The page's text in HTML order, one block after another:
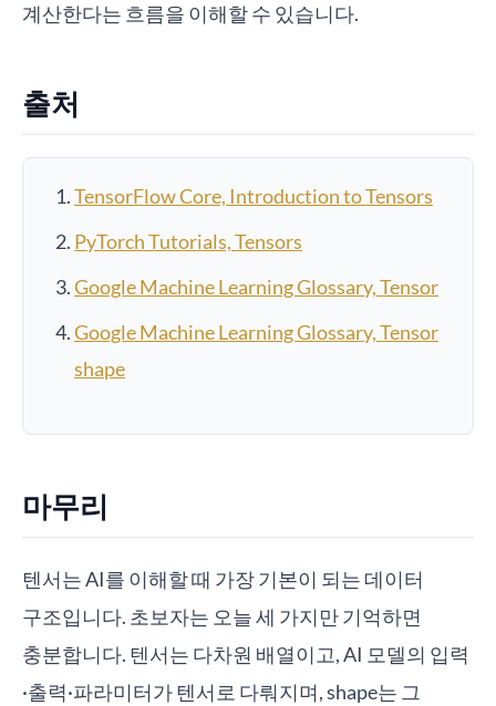
계산한다는 흐름을 이해할 수 있습니다.
출처
TensorFlow Core, Introduction to Tensors
PyTorch Tutorials, Tensors
Google Machine Learning Glossary, Tensor
Google Machine Learning Glossary, Tensor
shape
마무리
텐서는 AI를 이해할 때 가장 기본이 되는 데이터
구조입니다. 초보자는 오늘 세 가지만 기억하면
충분합니다. 텐서는 다차원 배열이고, AI 모델의 입력
·출력·파라미터가 텐서로 다뤄지며, shape는 그